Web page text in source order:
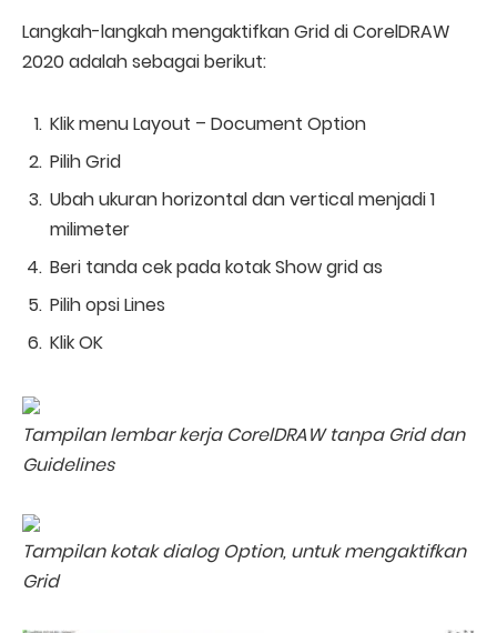
Langkah-langkah mengaktifkan Grid di CorelDRAW
2020 adalah sebagai berikut:
Klik menu Layout – Document Option
Pilih Grid
Ubah ukuran horizontal dan vertical menjadi 1
milimeter
Beri tanda cek pada kotak Show grid as
Pilih opsi Lines
Klik OK
Tampilan lembar kerja CorelDRAW tanpa Grid dan
Guidelines
Tampilan kotak dialog Option, untuk mengaktifkan
Grid